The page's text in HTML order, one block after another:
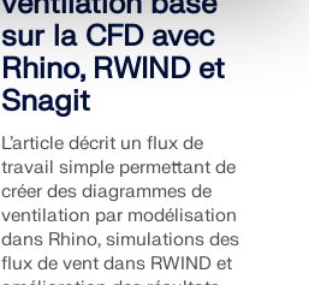
sur la CFD avec
Rhino, RWIND et
Snagit
L’article décrit un flux de
travail simple permettant de
créer des diagrammes de
ventilation par modélisation
dans Rhino, simulations des
flux de vent dans RWIND et